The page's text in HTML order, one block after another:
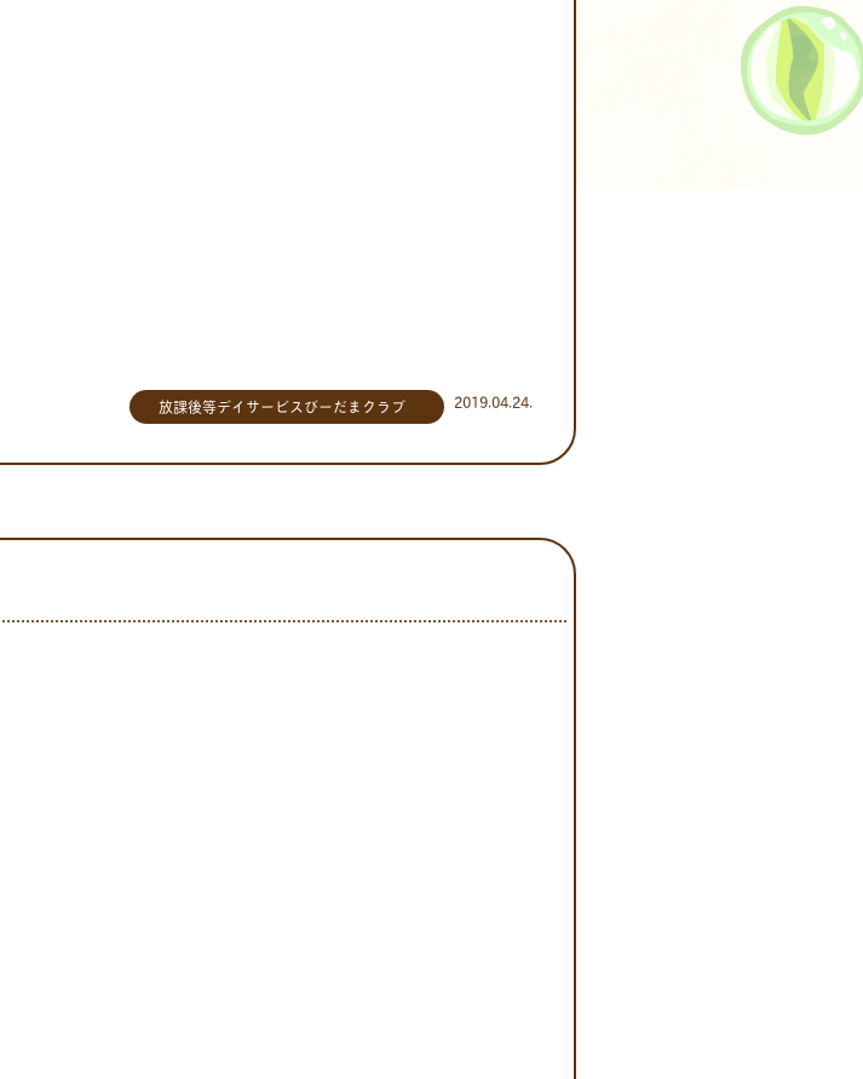
2019.04.24.
放課後等デイサービスびーだまクラブ